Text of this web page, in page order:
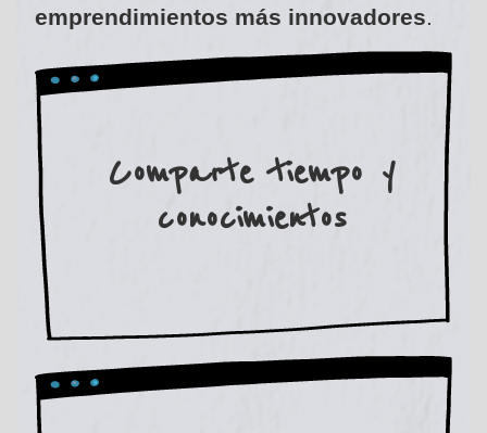
emprendimientos más innovadores.
Comparte tiempo y
conocimientos